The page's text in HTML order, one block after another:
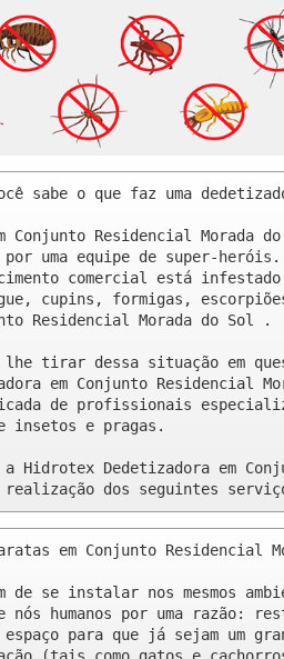
sabe o que faz uma
Conjunto Residencial Morada
por uma equipe de super-
comercial está
cupins, formigas,
Residencial Morada do Sol .
lhe tirar dessa situação em
em Conjunto Residencial
de profissionais
insetos e pragas.
Hidrotex Dedetizadora em
realização dos seguintes
em Conjunto Residencial
de se instalar nos mesmos
nós humanos por uma razão:
espaço para que já sejam um